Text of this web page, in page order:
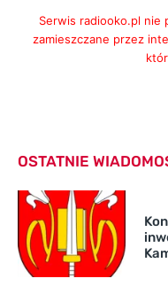
Serwis radiooko.pl nie
zamieszczane przez
OSTATNIE